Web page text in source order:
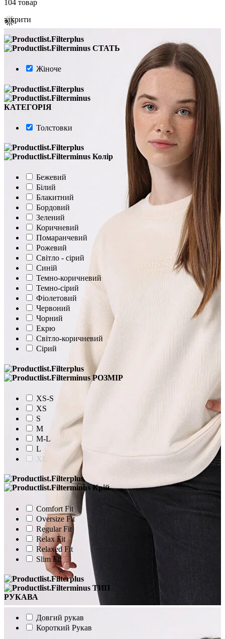
104 товар
закрити
СТАТЬ
Жіноче
КАТЕГОРІЯ
Толстовки
Колір
Бежевий
Білий
Блакитний
Бордовий
Зелений
Коричневий
Помаранчевий
Рожевий
Світло - сірий
Синій
Темно-коричневий
Темно-сірий
Фіолетовий
Червоний
Чорний
Екрю
Світло-коричневий
Сірий
РОЗМІР
XS-S
XS
S
M
M-L
L
XL
Крій
Comfort Fit
Oversize Fit
Regular Fit
Relax Fit
Relaxed Fit
Slim Fit
ТИП
РУКАВА
Довгий рукав
Короткий Рукав